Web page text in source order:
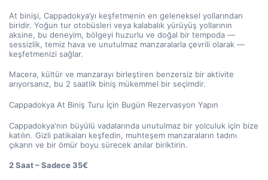
At binişi, Cappadokya’yı keşfetmenin en geleneksel yollarından
biridir. Yoğun tur otobüsleri veya kalabalık yürüyüş yollarının
aksine, bu deneyim, bölgeyi huzurlu ve doğal bir tempoda —
sessizlik, temiz hava ve unutulmaz manzaralarla çevrili olarak —
keşfetmenizi sağlar.
Macera, kültür ve manzarayı birleştiren benzersiz bir aktivite
arıyorsanız, bu 2 saatlik biniş mükemmel bir seçimdir.
Cappadokya At Biniş Turu İçin Bugün Rezervasyon Yapın
Cappadokya'nın büyülü vadalarında unutulmaz bir yolculuk için bize
katılın. Gizli patikaları keşfedin, muhteşem manzaraların tadını
çıkarın ve bir ömür boyu sürecek anılar biriktirin.
2 Saat – Sadece 35€